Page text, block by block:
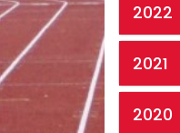
2022
2021
2020